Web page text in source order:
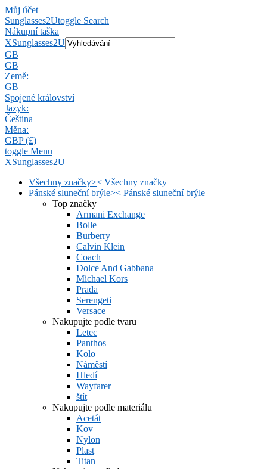
Můj účet
Sunglasses2Utoggle Search
Nákupní taška
XSunglasses2U
GB
GB
Země:
GB
Spojené království
Jazyk:
Čeština
Měna:
GBP (£)
toggle Menu
XSunglasses2U
Všechny značky>< Všechny značky
Pánské sluneční brýle>< Pánské sluneční brýle
Top značky
Armani Exchange
Bolle
Burberry
Calvin Klein
Coach
Dolce And Gabbana
Michael Kors
Prada
Serengeti
Versace
Nakupujte podle tvaru
Letec
Panthos
Kolo
Náměstí
Hledí
Wayfarer
štít
Nakupujte podle materiálu
Acetát
Kov
Nylon
Plast
Titan